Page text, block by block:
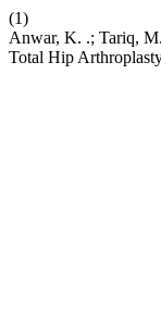
(1)
Anwar, K. .; Tariq,
Total Hip